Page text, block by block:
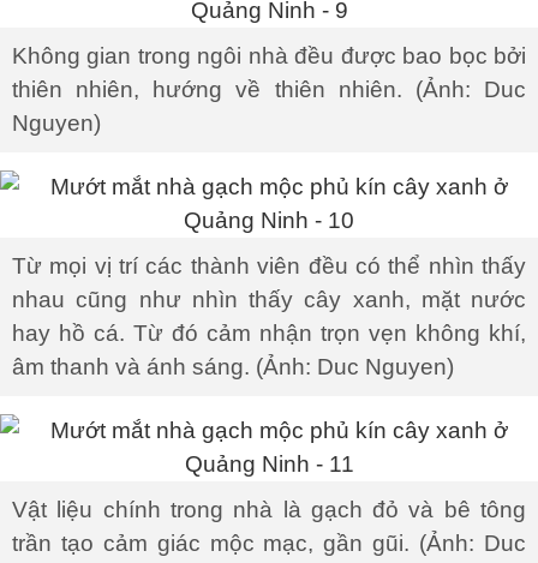
Không gian trong ngôi nhà đều được bao bọc bởi
thiên nhiên, hướng về thiên nhiên. (Ảnh: Duc
Nguyen)
Từ mọi vị trí các thành viên đều có thể nhìn thấy
nhau cũng như nhìn thấy cây xanh, mặt nước
hay hồ cá. Từ đó cảm nhận trọn vẹn không khí,
âm thanh và ánh sáng. (Ảnh: Duc Nguyen)
Vật liệu chính trong nhà là gạch đỏ và bê tông
trần tạo cảm giác mộc mạc, gần gũi. (Ảnh: Duc